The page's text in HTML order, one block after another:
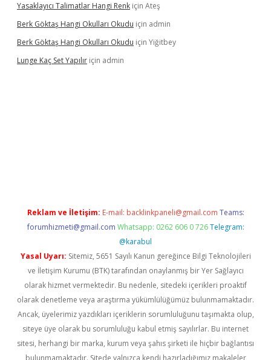
Yasaklayıcı Talimatlar Hangi Renk için Ateş
Berk Göktaş Hangi Okulları Okudu için admin
Berk Göktaş Hangi Okulları Okudu için Yiğitbey
Lunge Kaç Set Yapılır için admin
Reklam ve İletişim: E-mail: backlinkpaneli@gmail.com Teams:
forumhizmeti@gmail.com Whatsapp: 0262 606 0 726 Telegram:
@karabul
Yasal Uyarı: Sitemiz, 5651 Sayılı Kanun gereğince Bilgi Teknolojileri
ve İletişim Kurumu (BTK) tarafından onaylanmış bir Yer Sağlayıcı
olarak hizmet vermektedir. Bu nedenle, sitedeki içerikleri proaktif
olarak denetleme veya araştırma yükümlülüğümüz bulunmamaktadır.
Ancak, üyelerimiz yazdıkları içeriklerin sorumluluğunu taşımakta olup,
siteye üye olarak bu sorumluluğu kabul etmiş sayılırlar. Bu internet
sitesi, herhangi bir marka, kurum veya şahıs şirketi ile hiçbir bağlantısı
bulunmamaktadır. Sitede yalnızca kendi hazırladığımız makaleler